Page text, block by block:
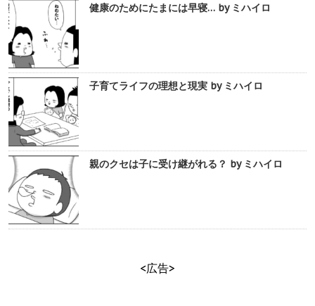
健康のためにたまには早寝… by ミハイロ
子育てライフの理想と現実 by ミハイロ
親のクセは子に受け継がれる？ by ミハイロ
<広告>